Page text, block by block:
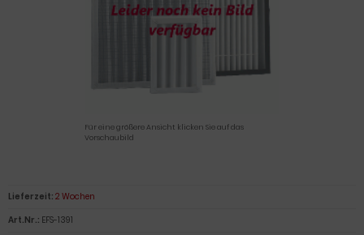
Für eine größere Ansicht klicken Sie auf das
Vorschaubild
Lieferzeit: 2 Wochen
Art.Nr.: EFS-1391